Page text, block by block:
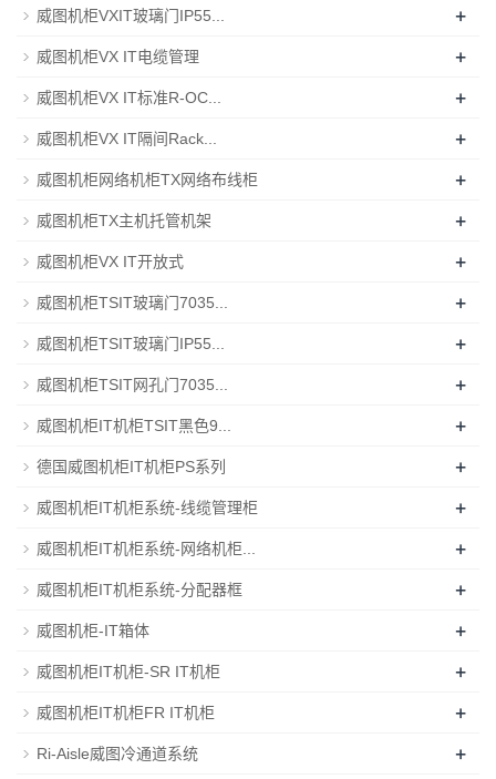
威图机柜VXIT玻璃门IP55... +
威图机柜VX IT电缆管理 +
威图机柜VX IT标准R-OC... +
威图机柜VX IT隔间Rack... +
威图机柜网络机柜TX网络布线柜 +
威图机柜TX主机托管机架 +
威图机柜VX IT开放式 +
威图机柜TSIT玻璃门7035... +
威图机柜TSIT玻璃门IP55... +
威图机柜TSIT网孔门7035... +
威图机柜IT机柜TSIT黑色9... +
德国威图机柜IT机柜PS系列 +
威图机柜IT机柜系统-线缆管理柜 +
威图机柜IT机柜系统-网络机柜... +
威图机柜IT机柜系统-分配器框 +
威图机柜-IT箱体 +
威图机柜IT机柜-SR IT机柜 +
威图机柜IT机柜FR IT机柜 +
Ri-Aisle威图冷通道系统 +